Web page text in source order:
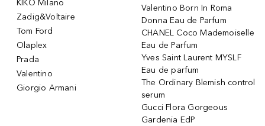
KIKO Milano
Zadig&Voltaire
Tom Ford
Olaplex
Prada
Valentino
Giorgio Armani
Valentino Born In Roma
Donna Eau de Parfum
CHANEL Coco Mademoiselle
Eau de Parfum
Yves Saint Laurent MYSLF
Eau de parfum
The Ordinary Blemish control
serum
Gucci Flora Gorgeous
Gardenia EdP